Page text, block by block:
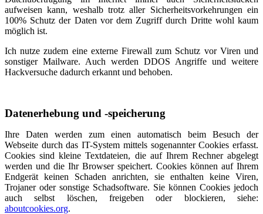
aufweisen kann, weshalb trotz aller Sicherheitsvorkehrungen ein
100% Schutz der Daten vor dem Zugriff durch Dritte wohl kaum
möglich ist.
Ich nutze zudem eine externe Firewall zum Schutz vor Viren und
sonstiger Mailware. Auch werden DDOS Angriffe und weitere
Hackversuche dadurch erkannt und behoben.
Datenerhebung und -speicherung
Ihre Daten werden zum einen automatisch beim Besuch der
Webseite durch das IT-System mittels sogenannter Cookies erfasst.
Cookies sind kleine Textdateien, die auf Ihrem Rechner abgelegt
werden und die Ihr Browser speichert. Cookies können auf Ihrem
Endgerät keinen Schaden anrichten, sie enthalten keine Viren,
Trojaner oder sonstige Schadsoftware. Sie können Cookies jedoch
auch selbst löschen, freigeben oder blockieren, siehe:
aboutcookies.org.